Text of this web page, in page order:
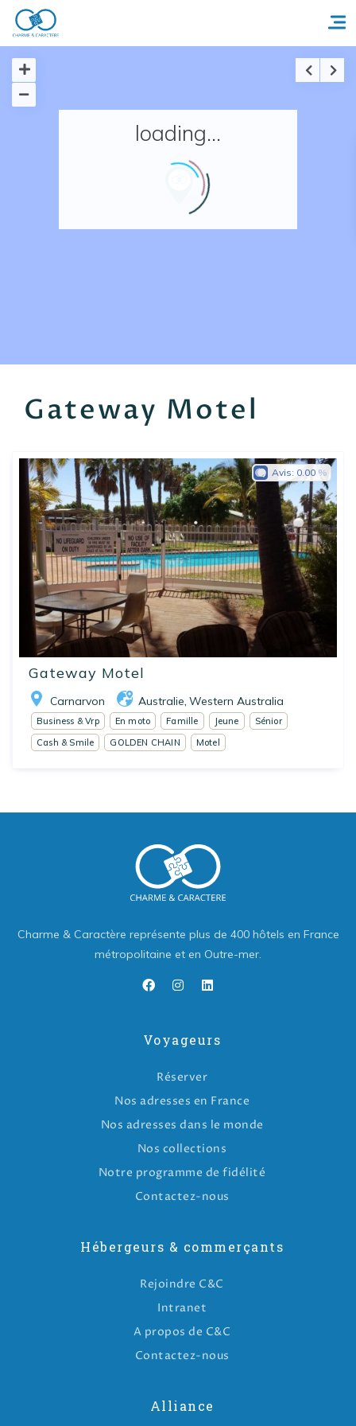
Accueil
Nos adresses en France
loading...
Gateway Motel
Gateway Motel
Carnarvon Australie Western Australia
Avis: 0.00
Business & Vrp En moto Famille Jeune
Sénior
Cash & Smile
GOLDEN CHAIN Motel
Charme & Caractère représente plus de 400 hôtels en France
métropolitaine et en Outre-mer.
Voyageurs
Réserver
Nos adresses en France
Nos adresses dans le monde
Nos collections
Notre programme de fidélité
Contactez-nous
Hébergeurs & commerçants
Rejoindre C&C
Intranet
A propos de C&C
Contactez-nous
Alliance